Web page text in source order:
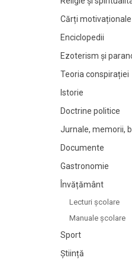
Cărți motivaționale
Enciclopedii
Ezoterism și
Teoria conspirației
Istorie
Doctrine politice
Jurnale, memorii,
Documente
Gastronomie
Învățământ
Lecturi şcolare
Manuale şcolare
Sport
Știință